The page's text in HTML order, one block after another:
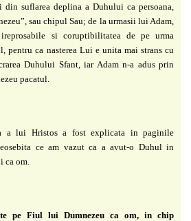
suflarea deplina a Duhului ca persoana,
sau chipul Sau; de la urmasii lui Adam,
ireprosabile si coruptibilitatea de pe urma
pentru ca nasterea Lui e unita mai strans cu
Duhului Sfant, iar Adam n-a adus prin
pacatul.
a lui Hristos a fost explicata in paginile
ce am vazut ca a avut-o Duhul in
ca om.
pe Fiul lui Dumnezeu ca om, in chip